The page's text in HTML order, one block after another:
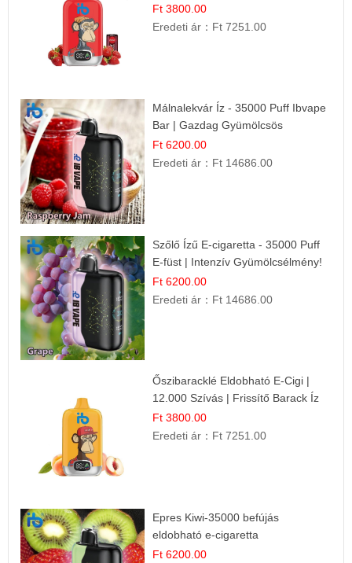
Ft 3800.00
Eredeti ár： Ft 7251.00
Málnalekvár Íz - 35000 Puff Ibvape
Bar | Gazdag Gyümölcsös
Ízélmény!
Ft 6200.00
Eredeti ár： Ft 14686.00
Szőlő Ízű E-cigaretta - 35000 Puff
E-füst | Intenzív Gyümölcsélmény!
Ft 6200.00
Eredeti ár： Ft 14686.00
Őszibaracklé Eldobható E-Cigi |
12.000 Szívás | Frissítő Barack Íz
Ft 3800.00
Eredeti ár： Ft 7251.00
Epres Kiwi-35000 befújás
eldobható e-cigaretta
Ft 6200.00